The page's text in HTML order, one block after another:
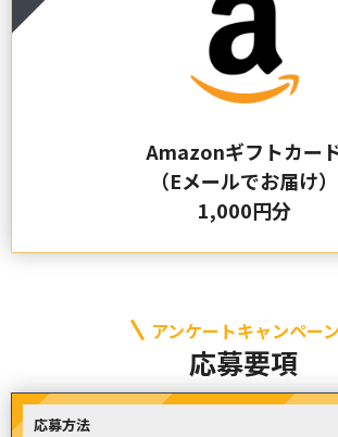
Amazonギフトカー
（Eメールでお届け）
1,000円分
アンケートキャンペーン
応募要項
応募方法